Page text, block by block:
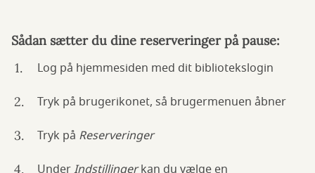
Sådan sætter du dine reserveringer på pause:
Log på hjemmesiden med dit bibliotekslogin
Tryk på brugerikonet, så brugermenuen åbner
Tryk på Reserveringer
UnderIndstillingerkan du vælge en